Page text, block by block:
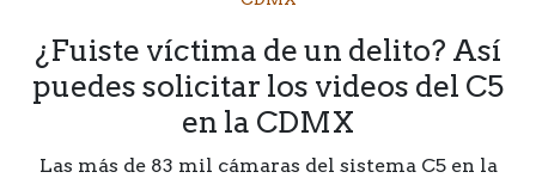
¿Fuiste víctima de un delito? Así
puedes solicitar los videos del C5
en la CDMX
Las más de 83 mil cámaras del sistema C5 en la